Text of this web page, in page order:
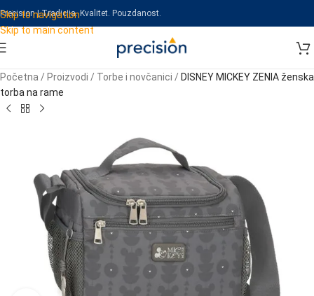
Skip to navigation
Skip to main content
Precision | Tradicija. Kvalitet. Pouzdanost.
Početna / Proizvodi / Torbe i novčanici / DISNEY MICKEY ZENIA ženska
torba na rame